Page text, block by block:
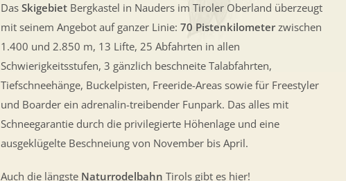
Das SkigebietBergkastel in Nauders im Tiroler Oberland überzeugt
mit seinem Angebot auf ganzer Linie: 70 Pistenkilometerzwischen
1.400 und 2.850 m, 13 Lifte, 25 Abfahrten in allen
Schwierigkeitsstufen, 3 gänzlich beschneite Talabfahrten,
Tiefschneehänge, Buckelpisten, Freeride-Areas sowie für Freestyler
und Boarder ein adrenalin-treibender Funpark. Das alles mit
Schneegarantie durch die privilegierte Höhenlage und eine
ausgeklügelte Beschneiung von November bis April.
Auch die längste Naturrodelbahn Tirols gibt es hier!